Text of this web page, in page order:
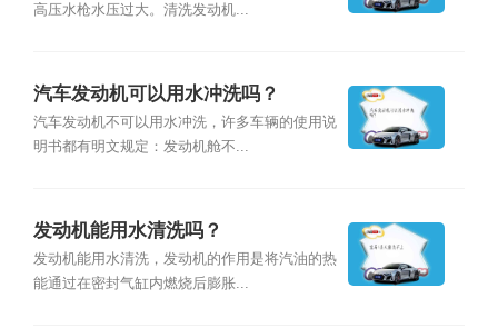
高压水枪水压过大。清洗发动机...
汽车发动机可以用水冲洗吗？
汽车发动机不可以用水冲洗，许多车辆的使用说
明书都有明文规定：发动机舱不...
发动机能用水清洗吗？
发动机能用水清洗，发动机的作用是将汽油的热
能通过在密封气缸内燃烧后膨胀...